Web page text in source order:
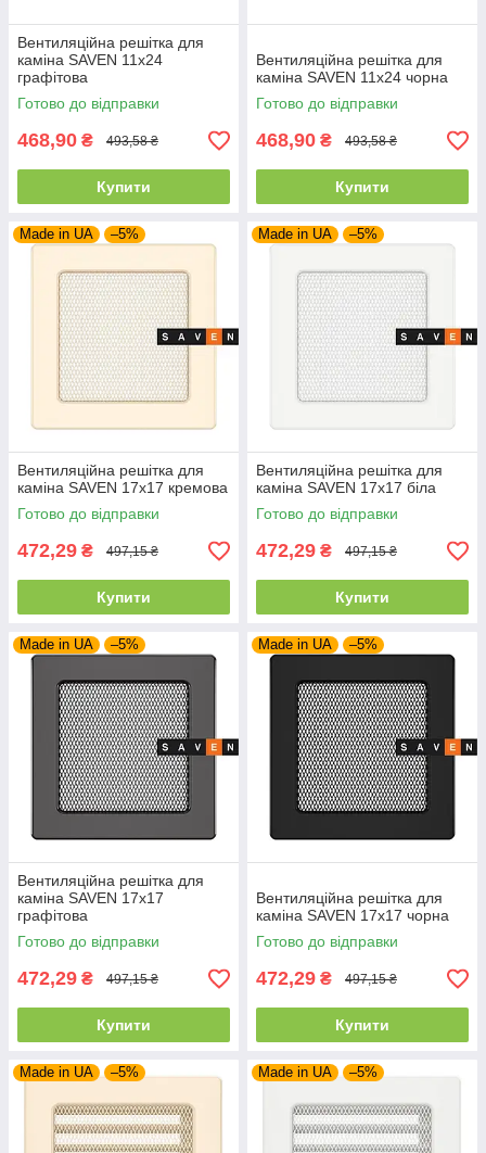
Вентиляційна решітка для
каміна SAVEN 11х24
графітова
Готово до відправки
468,90 ₴ 493,58 ₴
Купити
Вентиляційна решітка для
каміна SAVEN 11х24 чорна
Готово до відправки
468,90 ₴ 493,58 ₴
Купити
Made in UA –5%
Вентиляційна решітка для
каміна SAVEN 17х17 кремова
Готово до відправки
472,29 ₴ 497,15 ₴
Купити
Made in UA –5%
Вентиляційна решітка для
каміна SAVEN 17х17 біла
Готово до відправки
472,29 ₴ 497,15 ₴
Купити
Made in UA –5%
Вентиляційна решітка для
каміна SAVEN 17х17
графітова
Готово до відправки
472,29 ₴ 497,15 ₴
Купити
Made in UA –5%
Вентиляційна решітка для
каміна SAVEN 17х17 чорна
Готово до відправки
472,29 ₴ 497,15 ₴
Купити
Made in UA –5% Made in UA –5%